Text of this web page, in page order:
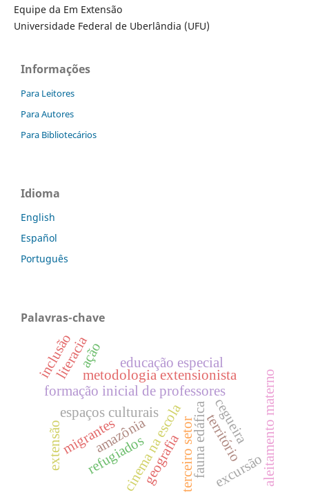
Equipe da Em Extensão
Universidade Federal de Uberlândia (UFU)
Informações
Para Leitores
Para Autores
Para Bibliotecários
Idioma
English
Español
Português
Palavras-chave
espaços culturais
formação inicial de professores
amazônia fauna edáfica
cinema na escolaterceiro setor
metodologia extensionista
território aleitamento materno
refugiados
migrantes cegueira
educação especial
literacia
ação
inclusão
extensão geografia excursão